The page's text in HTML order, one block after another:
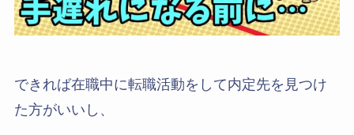
できれば在職中に転職活動をして内定先を見つけ
た方がいいし、